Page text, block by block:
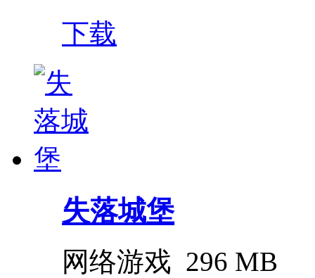
下载
失落城堡
网络游戏 296 MB